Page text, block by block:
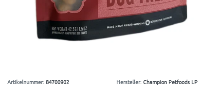
Artikelnummer:84700902 Hersteller:Champion Petfoods LP